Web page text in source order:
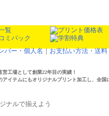
バー・個人名｜お支払い方法・送料
工場として創業22年目の実績！
イテムにもオリジナルプリント加工し、全国